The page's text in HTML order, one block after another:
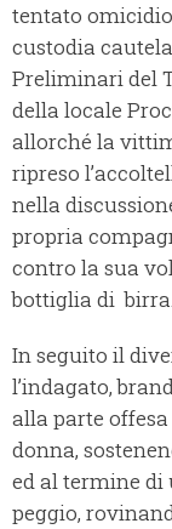
tentato
custodia
Preliminari del
della locale
allorché la
ripreso
nella
propria
contro la sua
bottiglia di birra.
In seguito il
l’indagato,
alla parte
donna,
ed al termine
peggio,